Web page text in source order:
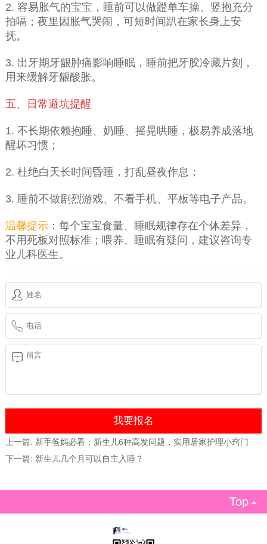
2. 容易胀气的宝宝，睡前可以做蹬单车操、竖抱充分
拍嗝；夜里因胀气哭闹，可短时间趴在家长身上安
抚。
3. 出牙期牙龈肿痛影响睡眠，睡前把牙胶冷藏片刻，
用来缓解牙龈酸胀。
五、日常避坑提醒
1. 不长期依赖抱睡、奶睡、摇晃哄睡，极易养成落地
醒坏习惯；
2. 杜绝白天长时间昏睡，打乱昼夜作息；
3. 睡前不做剧烈游戏、不看手机、平板等电子产品。
温馨提示：每个宝宝食量、睡眠规律存在个体差异，
不用死板对照标准；喂养、睡眠有疑问，建议咨询专
业儿科医生。
上一篇: 新手爸妈必看：新生儿6种高发问题，实用居家护理小窍门
下一篇: 新生儿几个月可以自主入睡？
Top